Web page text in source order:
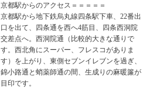
京都駅からのアクセス＝＝＝＝＝
京都駅から地下鉄烏丸線四条駅下車、22番出
口を出て、四条通を西へ4筋目、四条西洞院
交差点へ。西洞院通（比較的大きな通りで
す。西北角にスーパー、フレスコがありま
す）を上がり、東側セブンイレブンを過ぎ、
錦小路通と蛸薬師通の間、生成りの麻暖簾が
目印です。